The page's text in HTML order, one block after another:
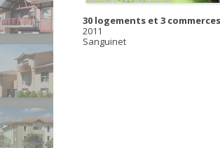
30 logements et 3 commerces
2011
Sanguinet